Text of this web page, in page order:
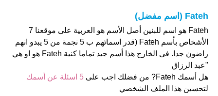
Fateh (اسم مفضل)
Fateh هو اسم للبنين أصل الأسم هو العربية على موقعنا 7
الأشخاص بأسم Fateh (قدر اسمائهم ب 5 نجمة من 5 يبدو انهم
راضون جدا. فى الخارج هذا أسم جيد تماما كنية Fateh هو او هي
"عبد الرزاق
هل أسمك Fateh? من فضلك اجب على
5 اسئلة عن أسمك
لتحسين هذا الملف الشخصي